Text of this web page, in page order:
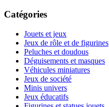
Catégories
Jouets et jeux
Jeux de rôle et de figurines
Peluches et doudous
Déguisements et masques
Véhicules miniatures
Jeux de société
Minis univers
Jeux éducatifs